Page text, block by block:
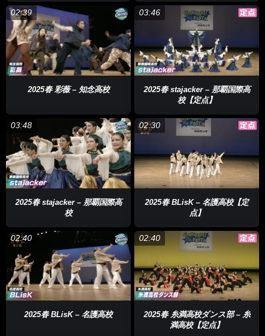
02:39
2025春 彩薇 – 知念高校
03:46
2025春 stajacker – 那覇国際高
校【定点】
03:48
2025春 stajacker – 那覇国際高
校
02:30
2025春 BLisK – 名護高校【定
点】
02:40
2025春 BLisK – 名護高校
02:40
2025春 糸満高校ダンス部 – 糸
満高校【定点】